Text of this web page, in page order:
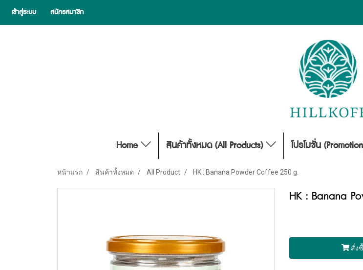
เข้าสู่ระบบ สมัครสมาชิก
Home สินค้าทั้งหมด (All Products) โปรโมชั่น
หน้าแรก สินค้าทั้งหมด All Product HK : Banana Powder Coffee 250 g.
HK : Banana
สั่ง